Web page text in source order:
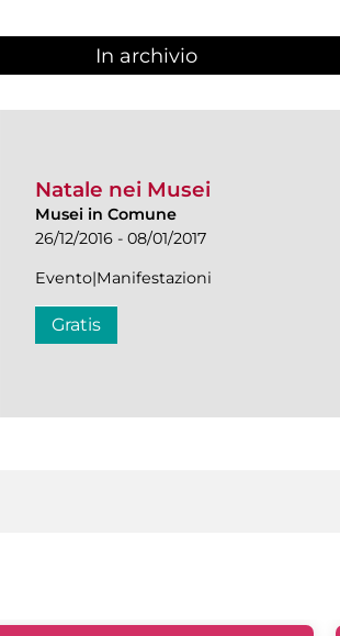
In archivio
Natale nei Musei
Musei in Comune
26/12/2016 - 08/01/2017
Evento|Manifestazioni
Gratis